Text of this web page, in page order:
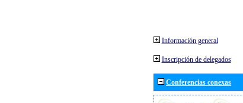
Información general
Inscripción de delegados
Conferencias conexas